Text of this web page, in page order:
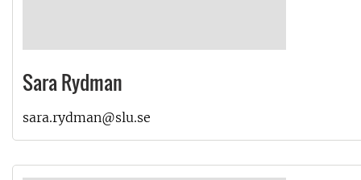
Sara Rydman
sara.rydman@slu.se